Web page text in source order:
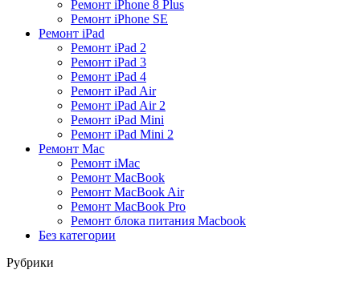
Ремонт iPhone 8 Plus
Ремонт iPhone SE
Ремонт iPad
Ремонт iPad 2
Ремонт iPad 3
Ремонт iPad 4
Ремонт iPad Air
Ремонт iPad Air 2
Ремонт iPad Mini
Ремонт iPad Mini 2
Ремонт Mac
Ремонт iMac
Ремонт MacBook
Ремонт MacBook Air
Ремонт MacBook Pro
Ремонт блока питания Macbook
Без категории
Рубрики